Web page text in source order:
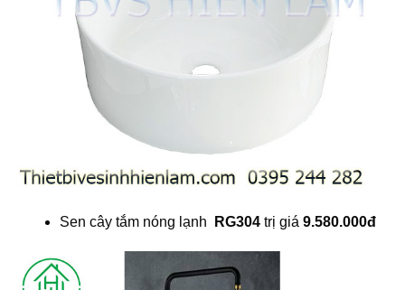
Sen cây tắm nóng lạnh RG304trị giá 9.580.000đ